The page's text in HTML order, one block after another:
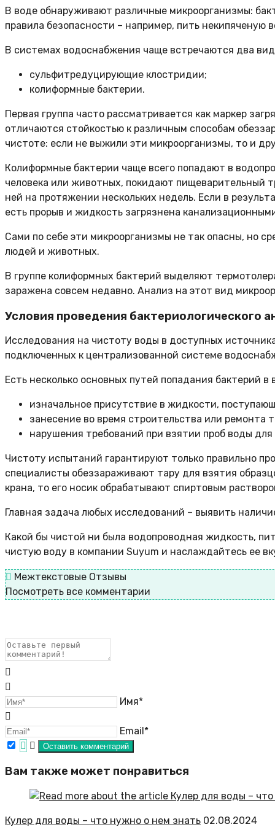
В воде обнаруживают различные микроорганизмы:
правила безопасности – например, пить некипяченую
В системах водоснабжения чаще встречаются два
сульфитредуцирующие клостридии;
колиформные бактерии.
Первая группа часто рассматривается как маркер
отличаются стойкостью к различным способам
чистоте: если не выжили эти микроорганизмы, то и
Колиформные бактерии чаще всего попадают в
человека или животных, покидают пищеварительный
ней на протяжении нескольких недель. Если в
есть прорыв и жидкость загрязнена
Сами по себе эти микроорганизмы не так опасны, но
людей и животных.
В группе колиформных бактерий выделяют
заражена совсем недавно. Анализ на этот вид
Условия проведения бактериологического
Исследования на чистоту воды в доступных
подключенных к централизованной системе
Есть несколько основных путей попадания бактерий в
изначальное присутствие в жидкости,
занесение во время строительства или ремонта
нарушения требований при взятии проб воды для
Чистоту испытаний гарантируют только правильно
специалисты обеззараживают тару для взятия
крана, то его носик обрабатывают спиртовым
Главная задача любых исследований – выявить
Какой бы чистой ни была водопроводная жидкость,
чистую воду в компании Suyum и наслаждайтесь ее
Межтекстовые Отзывы
Посмотреть все комментарии
Имя*
Email*
Вам также может понравиться
Кулер для воды – что нужно о нем знать 02.08.2024